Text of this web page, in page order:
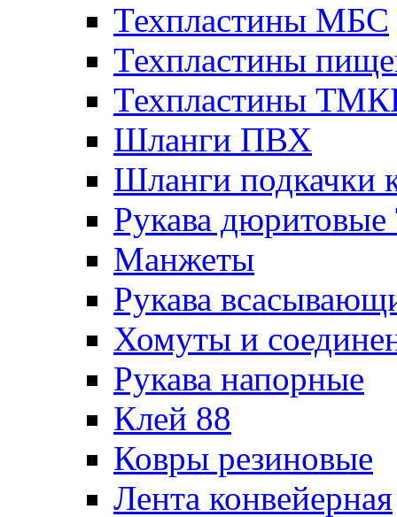
Техпластины МБС
Техпластины
Техпластины
Шланги ПВХ
Шланги подкачки
Рукава
Манжеты
Рукава
Хомуты и
Рукава напорные
Клей 88
Ковры резиновые
Лента конвейерная